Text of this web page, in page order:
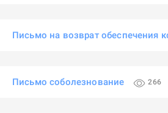
Письмо на возврат обеспечения
Письмо соболезнование 266